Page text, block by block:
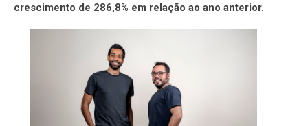
crescimento de 286,8% em relação ao ano anterior.